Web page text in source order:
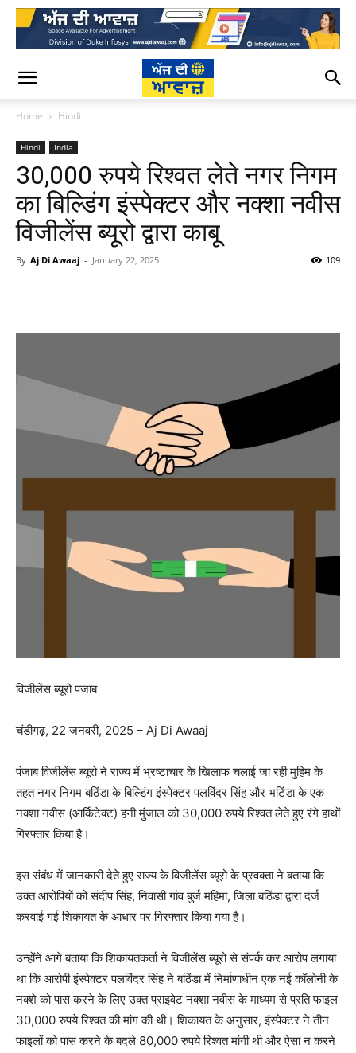
Home Hindi
Hindi India
30,000 रुपये रिश्वत लेते नगर निगम
का बिल्डिंग इंस्पेक्टर और नक्शा नवीस
विजीलेंस ब्यूरो द्वारा काबू
By Aj Di Awaaj - January 22, 2025 109
विजीलेंस ब्यूरो पंजाब
चंडीगढ़, 22 जनवरी, 2025 – Aj Di Awaaj
पंजाब विजीलेंस ब्यूरो ने राज्य में भ्रष्टाचार के खिलाफ चलाई जा रही मुहिम के
तहत नगर निगम बठिंडा के बिल्डिंग इंस्पेक्टर पलविंदर सिंह और भटिंडा के एक
नक्शा नवीस (आर्किटेक्ट) हनी मुंजाल को 30,000 रुपये रिश्वत लेते हुए रंगे हाथों
गिरफ्तार किया है।
इस संबंध में जानकारी देते हुए राज्य के विजीलेंस ब्यूरो के प्रवक्ता ने बताया कि
उक्त आरोपियों को संदीप सिंह, निवासी गांव बुर्ज महिमा, जिला बठिंडा द्वारा दर्ज
करवाई गई शिकायत के आधार पर गिरफ्तार किया गया है।
उन्होंने आगे बताया कि शिकायतकर्ता ने विजीलेंस ब्यूरो से संपर्क कर आरोप लगाया
था कि आरोपी इंस्पेक्टर पलविंदर सिंह ने बठिंडा में निर्माणाधीन एक नई कॉलोनी के
नक्शे को पास करने के लिए उक्त प्राइवेट नक्शा नवीस के माध्यम से प्रति फाइल
30,000 रुपये रिश्वत की मांग की थी। शिकायत के अनुसार, इंस्पेक्टर ने तीन
फाइलों को पास करने के बदले 80,000 रुपये रिश्वत मांगी थी और ऐसा न करने